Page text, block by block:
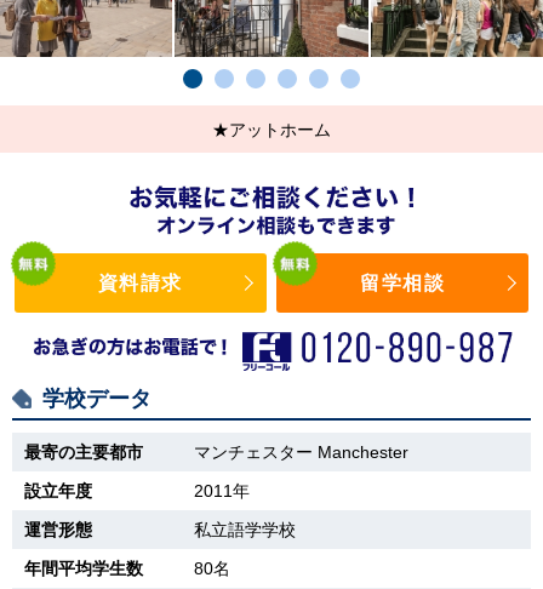
★アットホーム
資料請求 留学相談
学校データ
最寄の主要都市
マンチェスター Manchester
設立年度
2011年
運営形態
私立語学学校
年間平均学生数
80名